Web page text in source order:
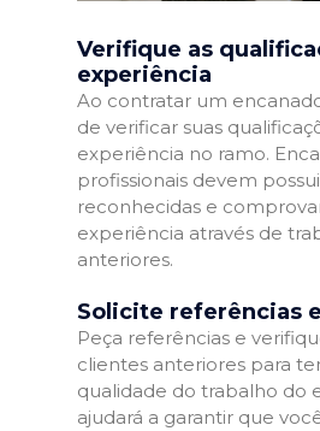
Verifique as
experiência
Ao contratar um
de verificar suas
experiência no ramo.
profissionais devem
reconhecidas e
experiência através de
anteriores.
Solicite referências
Peça referências e
clientes anteriores para
qualidade do trabalho do
ajudará a garantir que